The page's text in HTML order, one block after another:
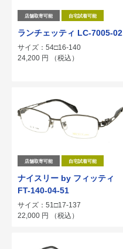
店舗取寄可能 自宅試着可能
ランチェッティ LC-7005-02
サイズ：54□16-140
24,200 円 （税込）
店舗取寄可能 自宅試着可能
ナイスリー by フィッティ
FT-140-04-51
サイズ：51□17-137
22,000 円 （税込）